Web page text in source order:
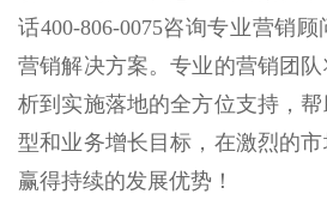
话400-806-0075咨询专业营销
营销解决方案。专业的营销团
析到实施落地的全方位支持，
型和业务增长目标，在激烈的市
赢得持续的发展优势！